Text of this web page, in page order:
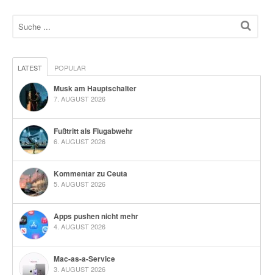
LATEST POPULAR
Musk am Hauptschalter
7. AUGUST 2026
Fußtritt als Flugabwehr
6. AUGUST 2026
Kommentar zu Ceuta
5. AUGUST 2026
Apps pushen nicht mehr
4. AUGUST 2026
Mac-as-a-Service
3. AUGUST 2026